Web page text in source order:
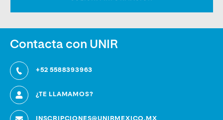
Contacta con UNIR
+52 5588393963
¿TE LLAMAMOS?